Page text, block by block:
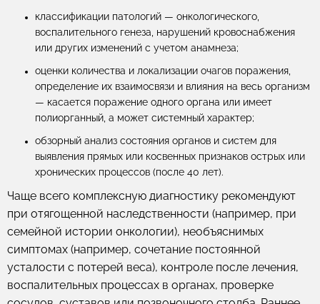
классификации патологий — онкологического,
воспалительного генеза, нарушений кровоснабжения
или других изменений с учетом анамнеза;
оценки количества и локализации очагов поражения,
определение их взаимосвязи и влияния на весь организм
— касается поражение одного органа или имеет
полиорганный, а может системный характер;
обзорный анализ состояния органов и систем для
выявления прямых или косвенных признаков острых или
хронических процессов (после 40 лет).
Чаще всего комплексную диагностику рекомендуют
при отягощенной наследственности (например, при
семейной истории онкологии), необъяснимых
симптомах (например, сочетание постоянной
усталости с потерей веса), контроле после лечения,
воспалительных процессах в органах, проверке